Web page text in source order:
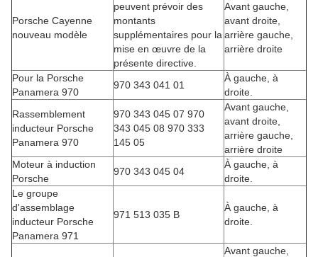
Porsche Cayenne
nouveau modèle
peuvent prévoir des
montants
supplémentaires pour la
mise en œuvre de la
présente directive.
Avant gauche,
avant droite,
arrière gauche,
arrière droite
Pour la Porsche
Panamera 970
970 343 041 01
À gauche, à
droite.
Rassemblement
inducteur Porsche
Panamera 970
970 343 045 07 970
343 045 08 970 333
145 05
Avant gauche,
avant droite,
arrière gauche,
arrière droite
Moteur à induction
Porsche
970 343 045 04
À gauche, à
droite.
Le groupe
d'assemblage
inducteur Porsche
Panamera 971
971 513 035 B
À gauche, à
droite.
Avant gauche,